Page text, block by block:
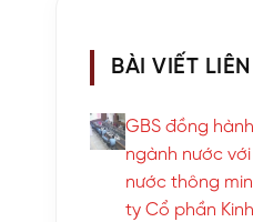
BÀI VIẾT
GBS đồng
ngành nước
nước thông
ty Cổ phần